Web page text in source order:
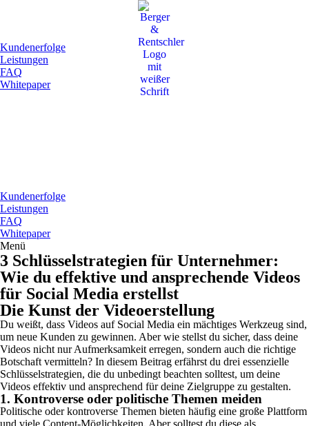
Kundenerfolge
Leistungen
FAQ
Whitepaper
Menü
Kundenerfolge
Leistungen
FAQ
Whitepaper
3 Schlüsselstrategien für Unternehmer:
Wie du effektive und ansprechende Videos
für Social Media erstellst
Die Kunst der Videoerstellung
Du weißt, dass Videos auf Social Media ein mächtiges Werkzeug sind,
um neue Kunden zu gewinnen. Aber wie stellst du sicher, dass deine
Videos nicht nur Aufmerksamkeit erregen, sondern auch die richtige
Botschaft vermitteln? In diesem Beitrag erfährst du drei essenzielle
Schlüsselstrategien, die du unbedingt beachten solltest, um deine
Videos effektiv und ansprechend für deine Zielgruppe zu gestalten.
1. Kontroverse oder politische Themen meiden
Politische oder kontroverse Themen bieten häufig eine große Plattform
und viele Content-Möglichkeiten. Aber solltest du diese als